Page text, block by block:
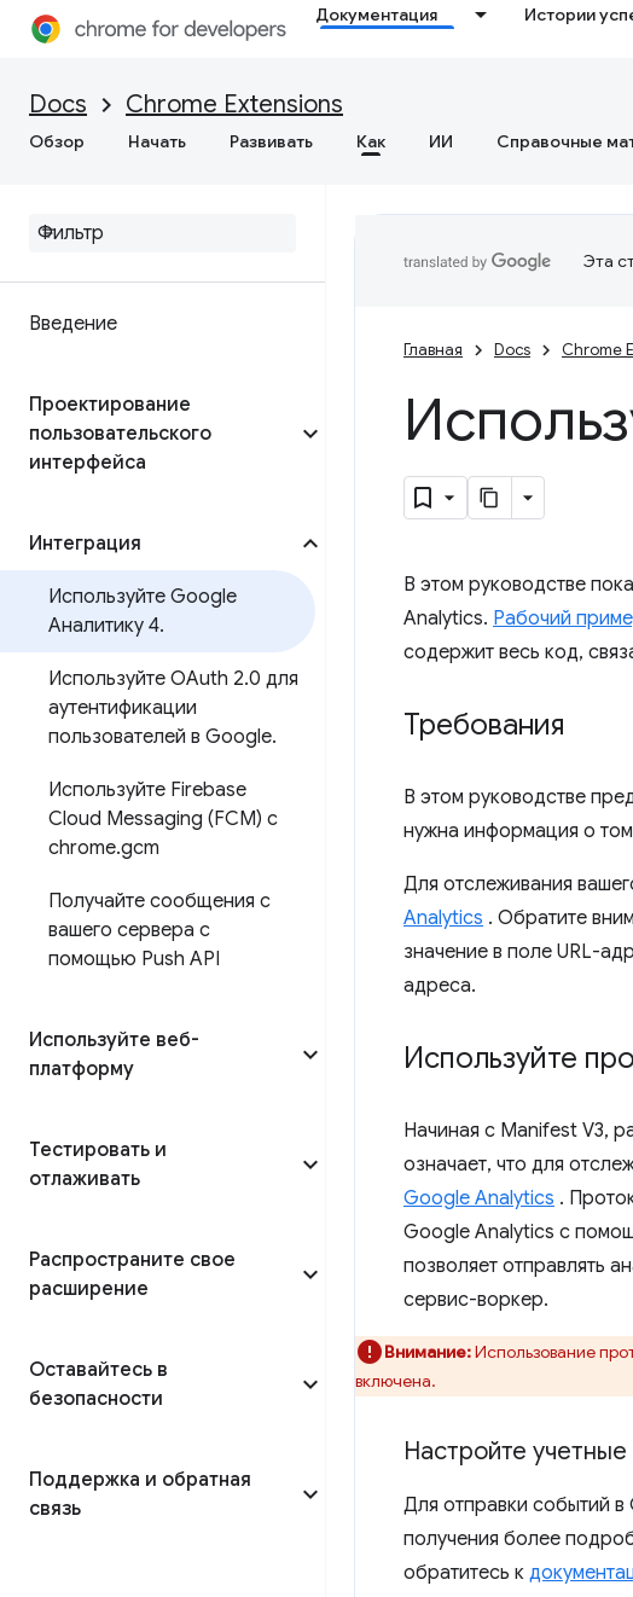
Документация Истории
Docs Chrome Extensions
Обзор Начать Развивать Как ИИ Справочные
Введение
Проектирование
пользовательского
интерфейса
Интеграция
Используйте Google
Аналитику 4.
Используйте OAuth 2.0 для
аутентификации
пользователей в Google.
Используйте Firebase
Cloud Messaging (FCM) с
chrome.gcm
Получайте сообщения с
вашего сервера с
помощью Push API
Используйте веб-
платформу
Тестировать и
отлаживать
Распространите свое
расширение
Оставайтесь в
безопасности
Поддержка и обратная
связь
Эта
Главная Docs Chrome
В этом руководстве
Analytics. Рабочий
содержит весь код,
Требования
В этом руководстве
нужна информация о
Для отслеживания
Analytics . Обратите
значение в поле URL-
адреса.
Используйте
Начиная с Manifest V3,
означает, что для
Google Analytics .
Google Analytics с
позволяет отправлять
сервис-воркер.
Внимание:Использование
включена.
Настройте
Для отправки событий
получения более
обратитесь к